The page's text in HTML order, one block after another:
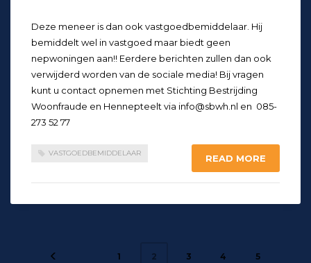
Deze meneer is dan ook vastgoedbemiddelaar. Hij
bemiddelt wel in vastgoed maar biedt geen
nepwoningen aan!! Eerdere berichten zullen dan ook
verwijderd worden van de sociale media! Bij vragen
kunt u contact opnemen met Stichting Bestrijding
Woonfraude en Hennepteelt via info@sbwh.nl en 085-
273 52 77
VASTGOEDBEMIDDELAAR READ MORE
1 2 3 4 5